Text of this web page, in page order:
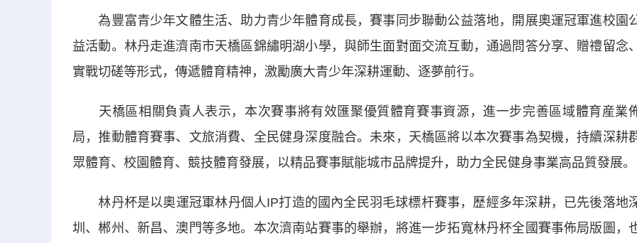
為豐富青少年文體生活、助力青少年體育成長，賽事同步聯動公益落地，開展奧運冠軍進校園
益活動。林丹走進濟南市天橋區錦繡明湖小學，與師生面對面交流互動，通過問答分享、贈禮留念
實戰切磋等形式，傳遞體育精神，激勵廣大青少年深耕運動、逐夢前行。
天橋區相關負責人表示，本次賽事將有效匯聚優質體育賽事資源，進一步完善區域體育産業
局，推動體育賽事、文旅消費、全民健身深度融合。未來，天橋區將以本次賽事為契機，持續深耕
眾體育、校園體育、競技體育發展，以精品賽事賦能城市品牌提升，助力全民健身事業高品質發展。
林丹杯是以奧運冠軍林丹個人IP打造的國內全民羽毛球標杆賽事，歷經多年深耕，已先後落地
圳、郴州、新昌、澳門等多地。本次濟南站賽事的舉辦，將進一步拓寬林丹杯全國賽事佈局版圖，